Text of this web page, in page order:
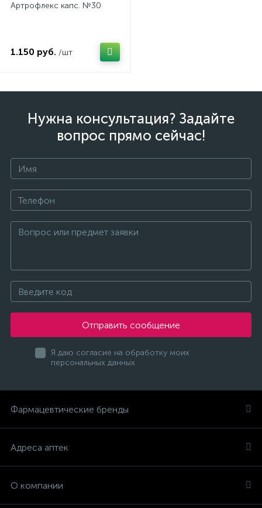
Артрофлекс капс. №30
1.150 руб. /шт
Нужна консультация? Задайте
вопрос прямо сейчас!
Отправить сообщение
Я даю согласие на обработку моих
персональных данных
Фармацевтические бренды
Адреса аптек
О компании